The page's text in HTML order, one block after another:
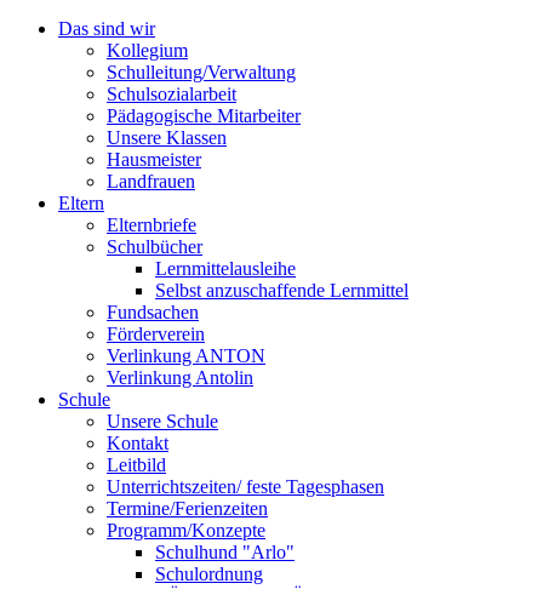
Das sind wir
Kollegium
Schulleitung/Verwaltung
Schulsozialarbeit
Pädagogische Mitarbeiter
Unsere Klassen
Hausmeister
Landfrauen
Eltern
Elternbriefe
Schulbücher
Lernmittelausleihe
Selbst anzuschaffende Lernmittel
Fundsachen
Förderverein
Verlinkung ANTON
Verlinkung Antolin
Schule
Unsere Schule
Kontakt
Leitbild
Unterrichtszeiten/ feste Tagesphasen
Termine/Ferienzeiten
Programm/Konzepte
Schulhund "Arlo"
Schulordnung